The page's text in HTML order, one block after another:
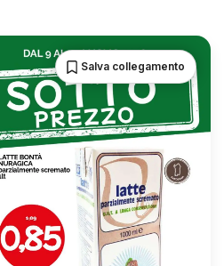
Salva collegamento